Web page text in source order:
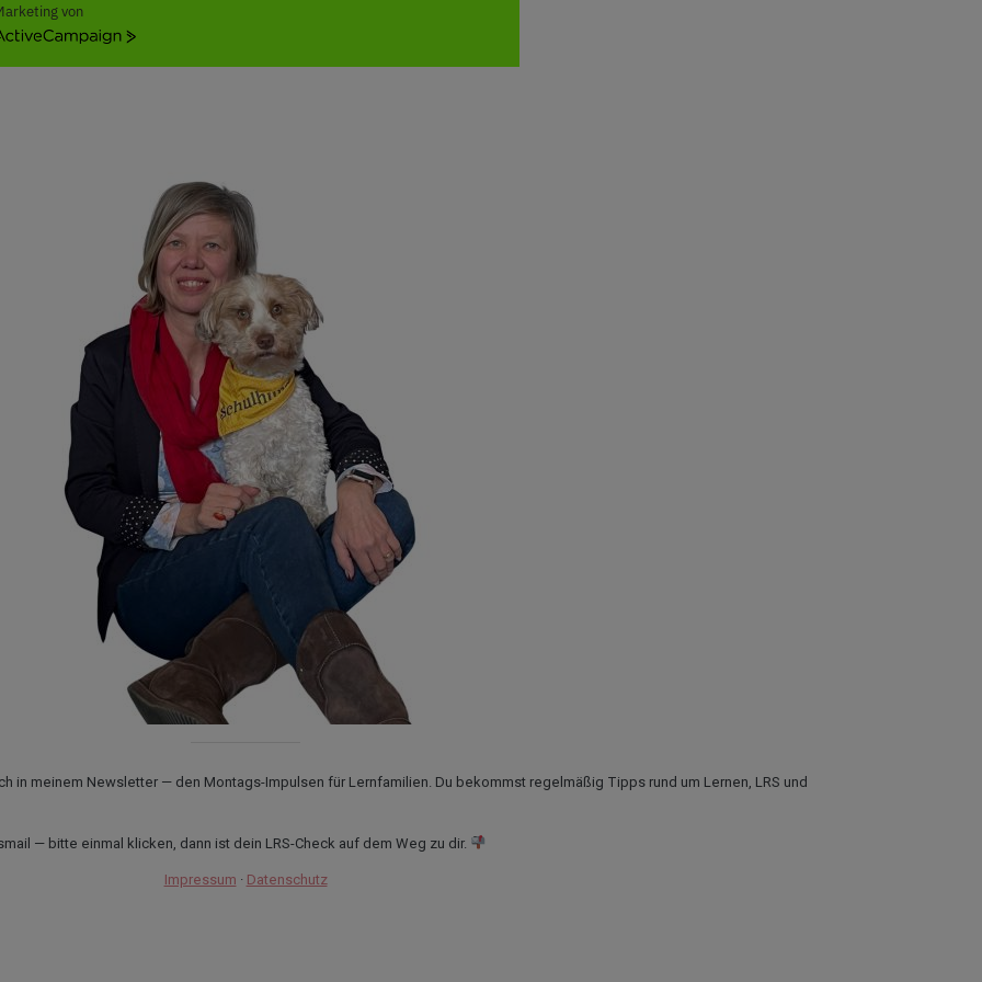
von
in meinem Newsletter — den Montags-Impulsen für Lernfamilien. Du bekommst regelmäßig Tipps rund um Lernen, LRS und
— bitte einmal klicken, dann ist dein LRS-Check auf dem Weg zu dir.
Impressum · Datenschutz